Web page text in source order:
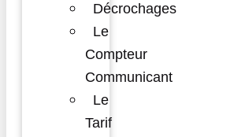
Décrochages
Le
Compteur
Communicant
Le
Tarif